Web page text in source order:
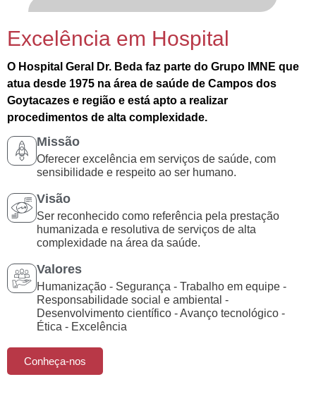
Excelência em Hospital
O Hospital Geral Dr. Beda faz parte do Grupo IMNE que
atua desde 1975 na área de saúde de Campos dos
Goytacazes e região e está apto a realizar
procedimentos de alta complexidade.
Missão
Oferecer excelência em serviços de saúde, com
sensibilidade e respeito ao ser humano.
Visão
Ser reconhecido como referência pela prestação
humanizada e resolutiva de serviços de alta
complexidade na área da saúde.
Valores
Humanização - Segurança - Trabalho em equipe -
Responsabilidade social e ambiental -
Desenvolvimento científico - Avanço tecnológico -
Ética - Excelência
Conheça-nos